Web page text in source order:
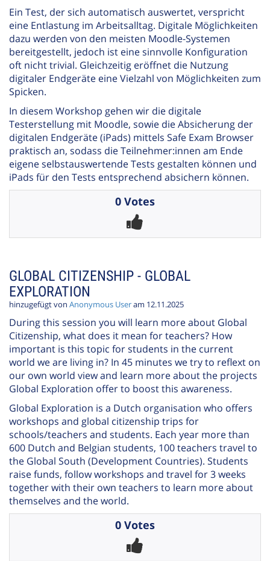
Ein Test, der sich automatisch auswertet, verspricht
eine Entlastung im Arbeitsalltag. Digitale Möglichkeiten
dazu werden von den meisten Moodle-Systemen
bereitgestellt, jedoch ist eine sinnvolle Konfiguration
oft nicht trivial. Gleichzeitig eröffnet die Nutzung
digitaler Endgeräte eine Vielzahl von Möglichkeiten zum
Spicken.
In diesem Workshop gehen wir die digitale
Testerstellung mit Moodle, sowie die Absicherung der
digitalen Endgeräte (iPads) mittels Safe Exam Browser
praktisch an, sodass die Teilnehmer:innen am Ende
eigene selbstauswertende Tests gestalten können und
iPads für den Tests entsprechend absichern können.
0 Votes
GLOBAL CITIZENSHIP - GLOBAL
EXPLORATION
hinzugefügt von Anonymous Useram 12.11.2025
During this session you will learn more about Global
Citizenship, what does it mean for teachers? How
important is this topic for students in the current
world we are living in? In 45 minutes we try to reflext on
our own world view and learn more about the projects
Global Exploration offer to boost this awareness.
Global Exploration is a Dutch organisation who offers
workshops and global citizenship trips for
schools/teachers and students. Each year more than
600 Dutch and Belgian students, 100 teachers travel to
the Global South (Development Countries). Students
raise funds, follow workshops and travel for 3 weeks
together with their own teachers to learn more about
themselves and the world.
0 Votes